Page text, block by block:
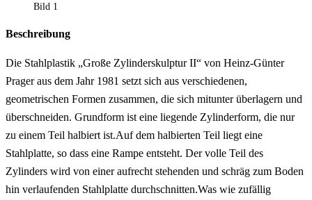
Bild 1
Beschreibung
Die Stahlplastik „Große Zylinderskulptur II“ von Heinz-Günter
Prager aus dem Jahr 1981 setzt sich aus verschiedenen,
geometrischen Formen zusammen, die sich mitunter überlagern und
überschneiden. Grundform ist eine liegende Zylinderform, die nur
zu einem Teil halbiert ist.Auf dem halbierten Teil liegt eine
Stahlplatte, so dass eine Rampe entsteht. Der volle Teil des
Zylinders wird von einer aufrecht stehenden und schräg zum Boden
hin verlaufenden Stahlplatte durchschnitten.Was wie zufällig